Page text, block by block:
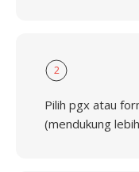
2
Pilih pgx atau
(mendukung